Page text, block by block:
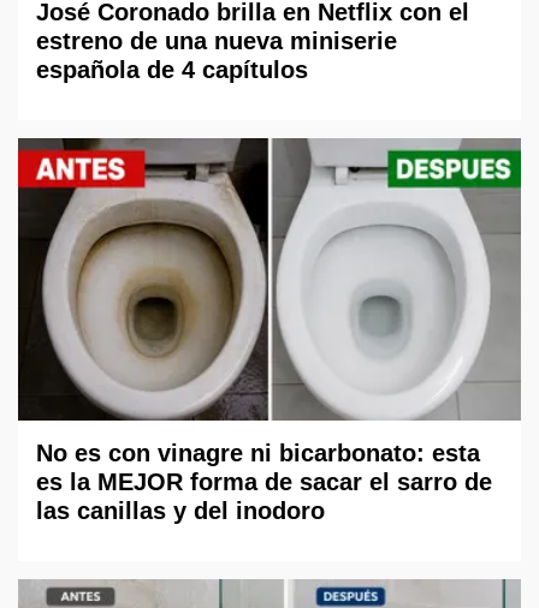
José Coronado brilla en Netflix con el
estreno de una nueva miniserie
española de 4 capítulos
No es con vinagre ni bicarbonato: esta
es la MEJOR forma de sacar el sarro de
las canillas y del inodoro